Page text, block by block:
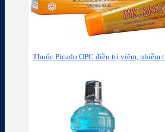
Thuốc Picado OPC điều trị viêm, nhiễm